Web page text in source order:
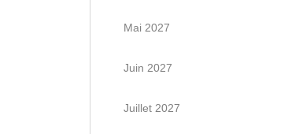
Mai 2027
Juin 2027
Juillet 2027